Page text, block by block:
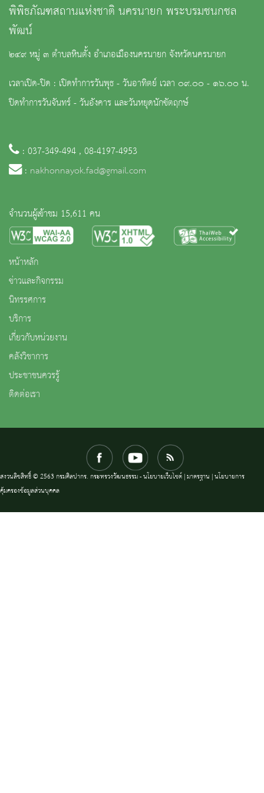
พิพิธภัณฑสถานแห่งชาติ นครนายก พระบรมชนกชล
พัฒน์
๒๔๙ หมู่ ๓ ตำบลหินตั้ง อำเภอเมืองนครนายก จังหวัดนครนายก
เวลาเปิด-ปิด : เปิดทำการวันพุธ - วันอาทิตย์ เวลา ๐๙.๐๐ - ๑๖.๐๐ น.
ปิดทำการวันจันทร์ - วันอังคาร และวันหยุดนักขัตฤกษ์
: 037-349-494 , 08-4197-4953
: nakhonnayok.fad@gmail.com
จำนวนผู้เข้าชม 15,611 คน
หน้าหลัก
ข่าวและกิจกรรม
นิทรรศการ
บริการ
เกี่ยวกับหน่วยงาน
คลังวิชาการ
ประชาชนควรรู้
ติดต่อเรา
สงวนลิขสิทธิ์ © 2563 กรมศิลปากร. กระทรวงวัฒนธรรม -นโยบายเว็บไซต์|มาตรฐาน |นโยบายการ
คุ้มครองข้อมูลส่วนบุคคล